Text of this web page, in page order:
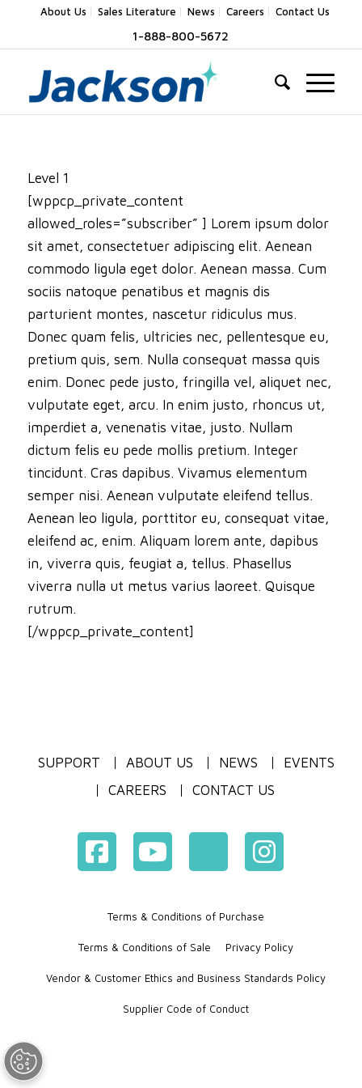
About Us Sales Literature News Careers Contact Us
1-888-800-5672
Level 1
[wppcp_private_content
allowed_roles=”subscriber” ] Lorem ipsum dolor
sit amet, consectetuer adipiscing elit. Aenean
commodo ligula eget dolor. Aenean massa. Cum
sociis natoque penatibus et magnis dis
parturient montes, nascetur ridiculus mus.
Donec quam felis, ultricies nec, pellentesque eu,
pretium quis, sem. Nulla consequat massa quis
enim. Donec pede justo, fringilla vel, aliquet nec,
vulputate eget, arcu. In enim justo, rhoncus ut,
imperdiet a, venenatis vitae, justo. Nullam
dictum felis eu pede mollis pretium. Integer
tincidunt. Cras dapibus. Vivamus elementum
semper nisi. Aenean vulputate eleifend tellus.
Aenean leo ligula, porttitor eu, consequat vitae,
eleifend ac, enim. Aliquam lorem ante, dapibus
in, viverra quis, feugiat a, tellus. Phasellus
viverra nulla ut metus varius laoreet. Quisque
rutrum.
[/wppcp_private_content]
SUPPORT ABOUT US NEWS
EVENTS
CAREERS
CONTACT US
Terms & Conditions of Purchase
Terms & Conditions of Sale Privacy Policy
Vendor & Customer Ethics and Business Standards Policy
Supplier Code of Conduct